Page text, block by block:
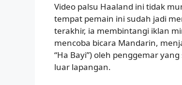
Video palsu Haaland ini tidak
tempat pemain ini sudah jadi
terakhir, ia membintangi iklan
mencoba bicara Mandarin,
“Ha Bayi”) oleh penggemar
luar lapangan.